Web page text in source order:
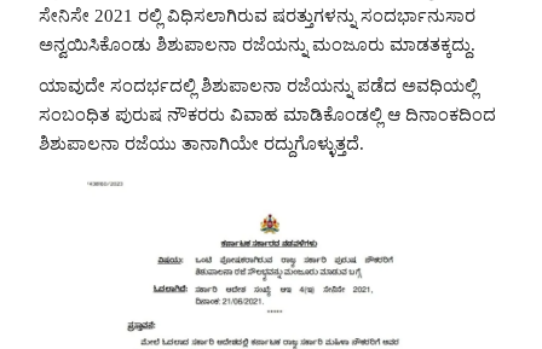
ಸೇನಿಸೇ 2021 ರಲ್ಲಿ ವಿಧಿಸಲಾಗಿರುವ ಷರತ್ತುಗಳನ್ನು ಸಂದರ್ಭಾನುಸಾರ
ಅನ್ವಯಿಸಿಕೊಂಡು ಶಿಶುಪಾಲನಾ ರಜೆಯನ್ನು ಮಂಜೂರು ಮಾಡತಕ್ಕದ್ದು.
ಯಾವುದೇ ಸಂದರ್ಭದಲ್ಲಿ ಶಿಶುಪಾಲನಾ ರಜೆಯನ್ನು ಪಡೆದ ಅವಧಿಯಲ್ಲಿ
ಸಂಬಂಧಿತ ಪುರುಷ ನೌಕರರು ವಿವಾಹ ಮಾಡಿಕೊಂಡಲ್ಲಿ ಆ ದಿನಾಂಕದಿಂದ
ಶಿಶುಪಾಲನಾ ರಜೆಯು ತಾನಾಗಿಯೇ ರದ್ದುಗೊಳ್ಳುತ್ತದೆ.